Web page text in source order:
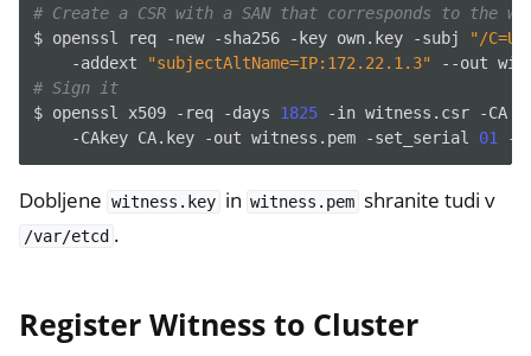
# Create a CSR with a SAN that corresponds to the
$ openssl req -new -sha256 -key own.key -subj
"/
-addext
"subjectAltName=IP:172.22.1.3"
--out
# Sign it
$ openssl x509 -req -days 1825 -in witness.csr -CA
-CAkey CA.key -out witness.pem -set_serial 01
Dobljene witness.key in witness.pem shranite tudi v
/var/etcd .
Register Witness to Cluster